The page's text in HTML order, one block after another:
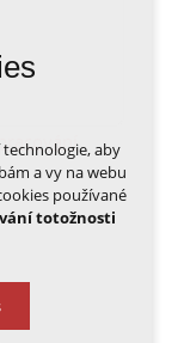
aby
a vy na webu
používané
totožnosti